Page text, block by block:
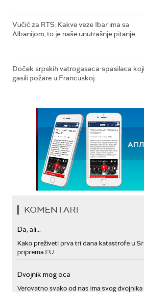
Vučić za RTS: Kakve veze Ibar ima sa
Albanijom, to je naše unutrašnje pitanje
Doček srpskih vatrogasaca-spasilaca
gasili požare u Francuskoj
KOMENTARI
Da, ali...
Kako preživeti prva tri dana katastrofe u
priprema EU
Dvojnik mog oca
Verovatno svako od nas ima svog